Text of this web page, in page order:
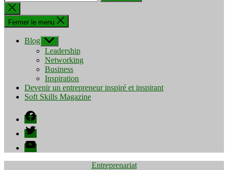
Fermer
la
recherche
Fermer le menu
Blog Afficher
le
sous-
menu
Leadership
Networking
Business
Inspiration
Devenir un entrepreneur inspiré et inspirant
Soft Skills Magazine
Facebook
Twitter
YouTube
Catégories
Entreprenariat